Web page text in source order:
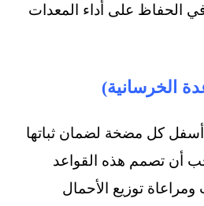
الحفاظ على أداء المعدات
كل مضخة لضمان ثباتها
أن تصمم هذه القواعد
توزيع الأحمال